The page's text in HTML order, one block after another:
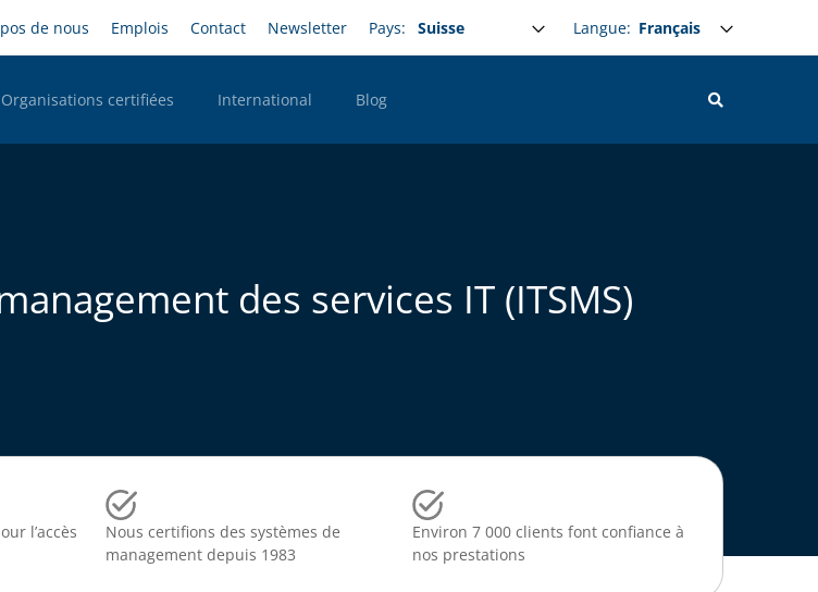
au
contenu
de nous Emplois Contact Newsletter Pays: Langue: Select your language
Organisations certifiées International Blog
des services IT (ITSMS)
l’accès
Nous certifions des systèmes de
management depuis 1983
Environ 7 000 clients font confiance à
nos prestations